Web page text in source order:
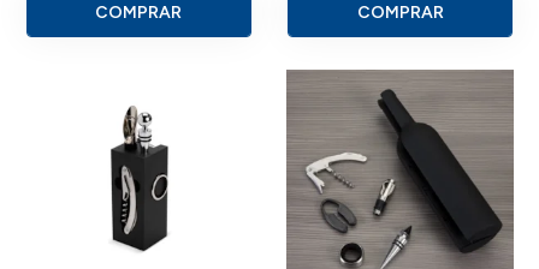
COMPRAR COMPRAR